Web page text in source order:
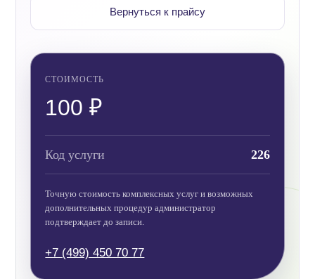
Вернуться к прайсу
СТОИМОСТЬ
100 ₽
Код услуги 226
Точную стоимость комплексных услуг и возможных
дополнительных процедур администратор
подтверждает до записи.
+7 (499) 450 70 77